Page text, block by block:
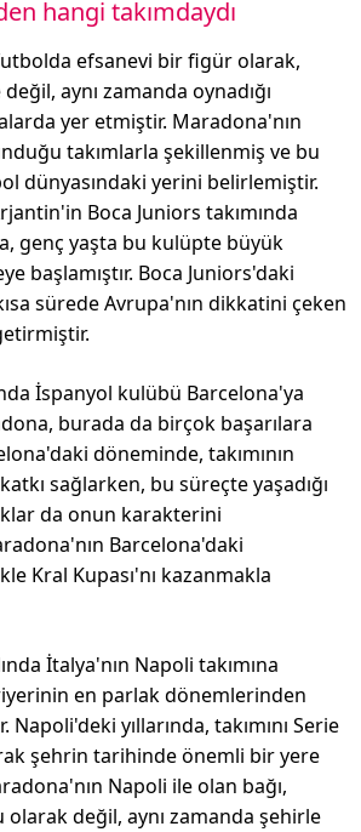
hangi takımdaydı
efsanevi bir figür olarak,
aynı zamanda oynadığı
yer etmiştir. Maradona'nın
takımlarla şekillenmiş ve bu
dünyasındaki yerini belirlemiştir.
Boca Juniors takımında
genç yaşta bu kulüpte büyük
başlamıştır. Boca Juniors'daki
sürede Avrupa'nın dikkatini çeken
İspanyol kulübü Barcelona'ya
burada da birçok başarılara
döneminde, takımının
sağlarken, bu süreçte yaşadığı
da onun karakterini
Barcelona'daki
Kral Kupası'nı kazanmakla
İtalya'nın Napoli takımına
en parlak dönemlerinden
Napoli'deki yıllarında, takımını Serie
şehrin tarihinde önemli bir yere
Napoli ile olan bağı,
değil, aynı zamanda şehirle